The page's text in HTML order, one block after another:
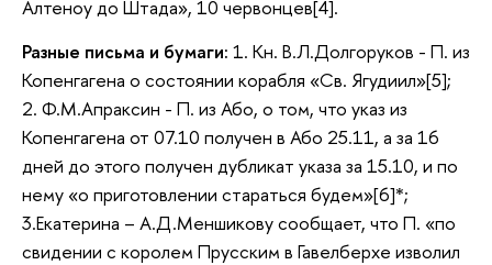
Алтеноу до Штада», 10 червонцев[4].
Разные письма и бумаги: 1. Кн. В.Л.Долгоруков - П. из
Копенгагена о состоянии корабля «Св. Ягудиил»[5];
2. Ф.М.Апраксин - П. из Або, о том, что указ из
Копенгагена от 07.10 получен в Або 25.11, а за 16
дней до этого получен дубликат указа за 15.10, и по
нему «о приготовлении стараться будем»[6]*;
3.Екатерина – А.Д.Меншикову сообщает, что П. «по
свидении с королем Прусским в Гавелберхе изволил